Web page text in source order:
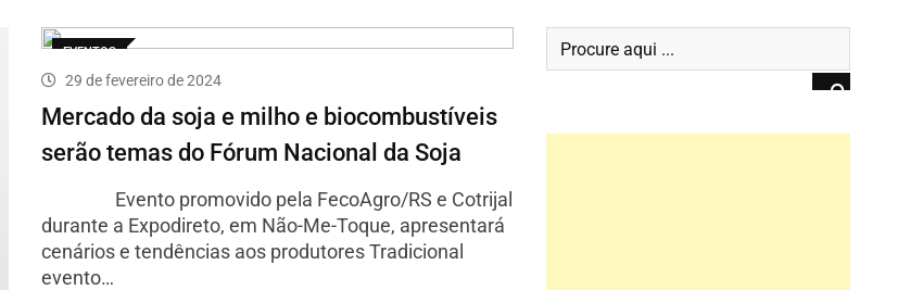
EVENTOS
29 de fevereiro de 2024
Mercado da soja e milho e biocombustíveis
serão temas do Fórum Nacional da Soja
Evento promovido pela FecoAgro/RS e Cotrijal
durante a Expodireto, em Não-Me-Toque, apresentará
cenários e tendências aos produtores Tradicional
evento…